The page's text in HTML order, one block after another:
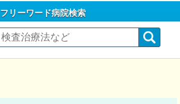
フリーワード病院検索